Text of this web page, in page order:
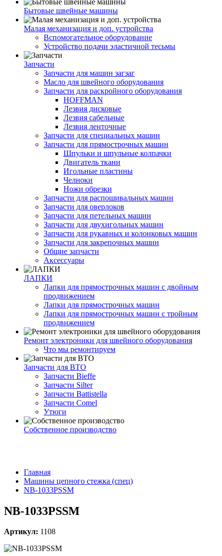
Бытовые швейные машины
Малая механизация и доп. устройства
Вспомогательное оборудование
Устройство подачи эластичной тесьмы
Запчасти
Запчасти для машин загзаг
Масло для швейного оборудования
Запчасти для раскройного оборудования
HOFFMAN
Лезвия дисковые
Лезвия сабельные
Лезвия ленточные
Запчасти для специальных машин
Запчасти для прямострочных машин
Шпульки и шпульные колпачки
Двигатель ткани
Игольные пластины
Челноки
Ножи обрезки
Запчасти для распошивальных машин
Запчасти для оверлоков
Запчасти для петельных машин
Запчасти для двухигольных машин
Запчасти для рукавных и колонковых машин
Запчасти для закрепочных машин
Общие запчасти
Аксессуары
ЛАПКИ
Лапки для прямострочных машин с двойным
продвижением
Лапки для прямострочных машин
Лапки для прямострочных машин с тройным
продвижением
Ремонт электроники для швейного оборудования
Что мы ремонтируем
Запчасти для ВТО
Запчасти Bieffe
Запчасти Silter
Запчасти Battistella
Запчасти Comel
Утюги
Собственное производство
Главная
Машины цепного стежка (спец)
NB-1033PSSM
NB-1033PSSM
Артикул: 1108